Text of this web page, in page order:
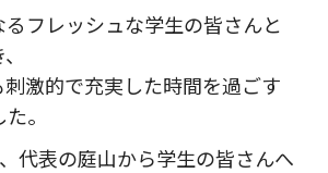
フレッシュな学生の皆さんと
激的で充実した時間を過ごす
。
代表の庭山から学生の皆さんへ